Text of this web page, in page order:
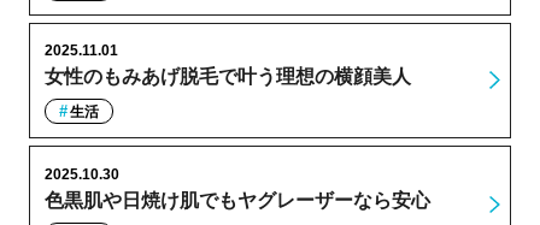
女性のもみあげ脱毛で叶う理想の横顔美人
2025.11.01
生活
色黒肌や日焼け肌でもヤグレーザーなら安心
2025.10.30